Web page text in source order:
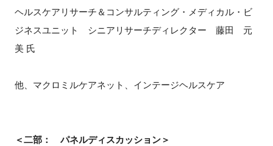
ヘルスケアリサーチ＆コンサルティング・メディカル・ビ
ジネスユニット シニアリサーチディレクター 藤田 元
美 氏
他、マクロミルケアネット、インテージヘルスケア
＜二部： パネルディスカッション＞